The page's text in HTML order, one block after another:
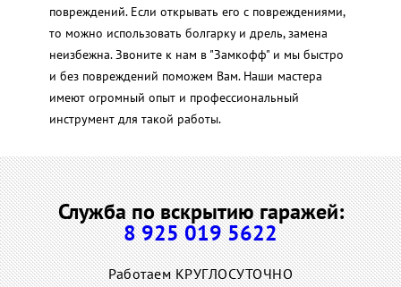
повреждений. Если открывать его с повреждениями,
то можно использовать болгарку и дрель, замена
неизбежна. Звоните к нам в "Замкофф" и мы быстро
и без повреждений поможем Вам. Наши мастера
имеют огромный опыт и профессиональный
инструмент для такой работы.
Служба по вскрытию гаражей:
8 925 019 5622
Работаем КРУГЛОСУТОЧНО